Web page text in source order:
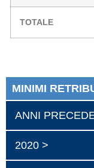
TOTALE
MINIMI
ANNI
2020 >